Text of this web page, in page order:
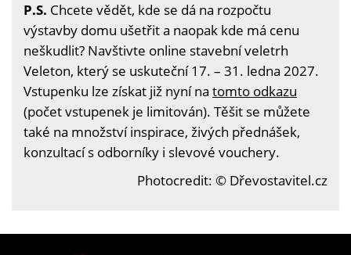
P.S. Chcete vědět, kde se dá na rozpočtu
výstavby domu ušetřit a naopak kde má cenu
neškudlit? Navštivte online stavební veletrh
Veleton, který se uskuteční 17. – 31. ledna 2027.
Vstupenku lze získat již nyní na tomto odkazu
(počet vstupenek je limitován). Těšit se můžete
také na množství inspirace, živých přednášek,
konzultací s odborníky i slevové vouchery.
Photocredit: © Dřevostavitel.cz